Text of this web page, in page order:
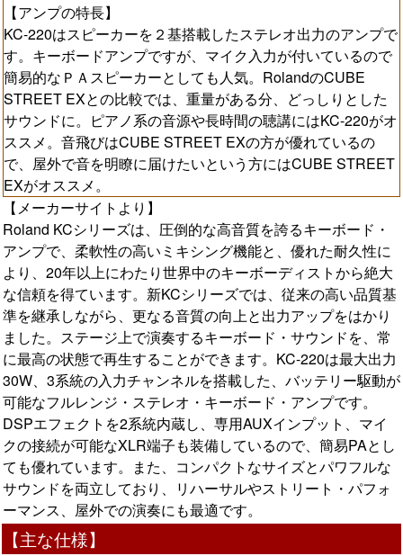
【アンプの特長】
KC-220はスピーカーを２基搭載したステレオ出力のアンプで
す。キーボードアンプですが、マイク入力が付いているので
簡易的なＰＡスピーカーとしても人気。RolandのCUBE
STREET EXとの比較では、重量がある分、どっしりとした
サウンドに。ピアノ系の音源や長時間の聴講にはKC-220がオ
ススメ。音飛びはCUBE STREET EXの方が優れているの
で、屋外で音を明瞭に届けたいという方にはCUBE STREET
EXがオススメ。
【メーカーサイトより】
Roland KCシリーズは、圧倒的な高音質を誇るキーボード・
アンプで、柔軟性の高いミキシング機能と、優れた耐久性に
より、20年以上にわたり世界中のキーボーディストから絶大
な信頼を得ています。新KCシリーズでは、従来の高い品質基
準を継承しながら、更なる音質の向上と出力アップをはかり
ました。ステージ上で演奏するキーボード・サウンドを、常
に最高の状態で再生することができます。KC-220は最大出力
30W、3系統の入力チャンネルを搭載した、バッテリー駆動が
可能なフルレンジ・ステレオ・キーボード・アンプです。
DSPエフェクトを2系統内蔵し、専用AUXインプット、マイ
クの接続が可能なXLR端子も装備しているので、簡易PAとし
ても優れています。また、コンパクトなサイズとパワフルな
サウンドを両立しており、リハーサルやストリート・パフォ
ーマンス、屋外での演奏にも最適です。
【主な仕様】